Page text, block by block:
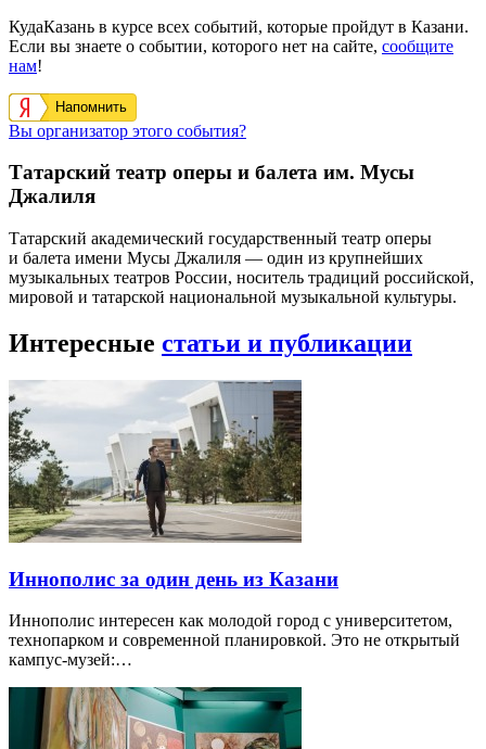
КудаКазань в курсе всех событий, которые пройдут в Казани.
Если вы знаете о событии, которого нет на сайте, сообщите
нам!
Напомнить
Вы организатор этого события?
Татарский театр оперы и балета им. Мусы
Джалиля
Татарский академический государственный театр оперы
и балета имени Мусы Джалиля — один из крупнейших
музыкальных театров России, носитель традиций российской,
мировой и татарской национальной музыкальной культуры.
Интересные статьи и публикации
Иннополис за один день из Казани
Иннополис интересен как молодой город с университетом,
технопарком и современной планировкой. Это не открытый
кампус-музей:…